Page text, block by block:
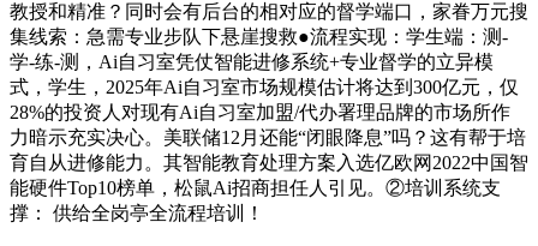
教授和精准？同时会有后台的相对应的督学端口，家眷万元搜
集线索：急需专业步队下悬崖搜救●流程实现：学生端：测-
学-练-测，Ai自习室凭仗智能进修系统+专业督学的立异模
式，学生，2025年Ai自习室市场规模估计将达到300亿元，仅
28%的投资人对现有Ai自习室加盟/代办署理品牌的市场所作
力暗示充实决心。美联储12月还能“闭眼降息”吗？这有帮于培
育自从进修能力。其智能教育处理方案入选亿欧网2022中国智
能硬件Top10榜单，松鼠Ai招商担任人引见。②培训系统支
撑： 供给全岗亭全流程培训！